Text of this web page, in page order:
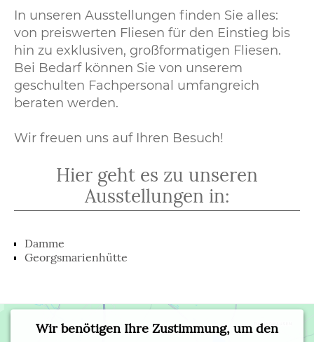
In unseren Ausstellungen finden Sie alles:
von preiswerten Fliesen für den Einstieg bis
hin zu exklusiven, großformatigen Fliesen.
Bei Bedarf können Sie von unserem
geschulten Fachpersonal umfangreich
beraten werden.
Wir freuen uns auf Ihren Besuch!
Hier geht es zu unseren
Ausstellungen in:
überspringen
Damme
Georgsmarienhütte
Wir benötigen Ihre Zustimmung, um den